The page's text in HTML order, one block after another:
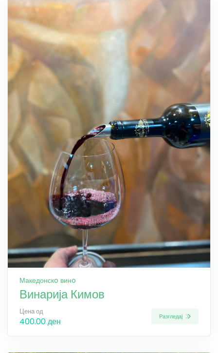
Македонскo винo
Винарија Кимов
Цена од
400.00 ден Разгледај